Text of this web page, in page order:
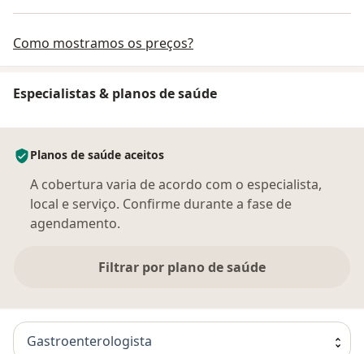
Como mostramos os preços?
Especialistas & planos de saúde
Planos de saúde aceitos
A cobertura varia de acordo com o especialista,
local e serviço. Confirme durante a fase de
agendamento.
Filtrar por plano de saúde
Gastroenterologista